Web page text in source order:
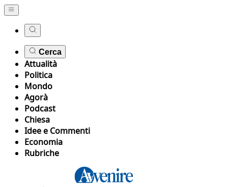
Cerca
Attualità
Politica
Mondo
Agorà
Podcast
Chiesa
Idee e Commenti
Economia
Rubriche